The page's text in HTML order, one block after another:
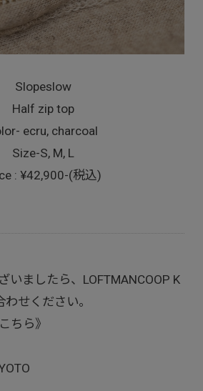
Slopeslow
Half zip top
ecru, charcoal
Size-S, M, L
: ¥42,900-(税込)
いましたら、LOFTMANCOOP K
せください。
ちら》